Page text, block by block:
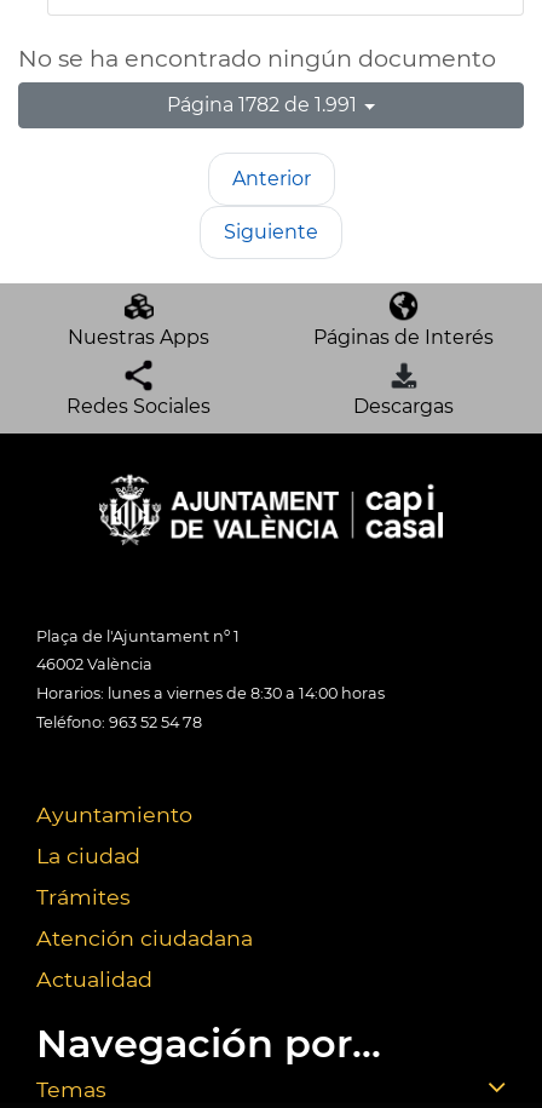
No se ha encontrado ningún documento
Página 1782 de 1.991
Anterior
Siguiente
Nuestras Apps Páginas de Interés
Redes Sociales Descargas
Plaça de l'Ajuntament nº 1
46002 València
Horarios: lunes a viernes de 8:30 a 14:00 horas
Teléfono: 963 52 54 78
Ayuntamiento
La ciudad
Trámites
Atención ciudadana
Actualidad
Navegación por...
Temas